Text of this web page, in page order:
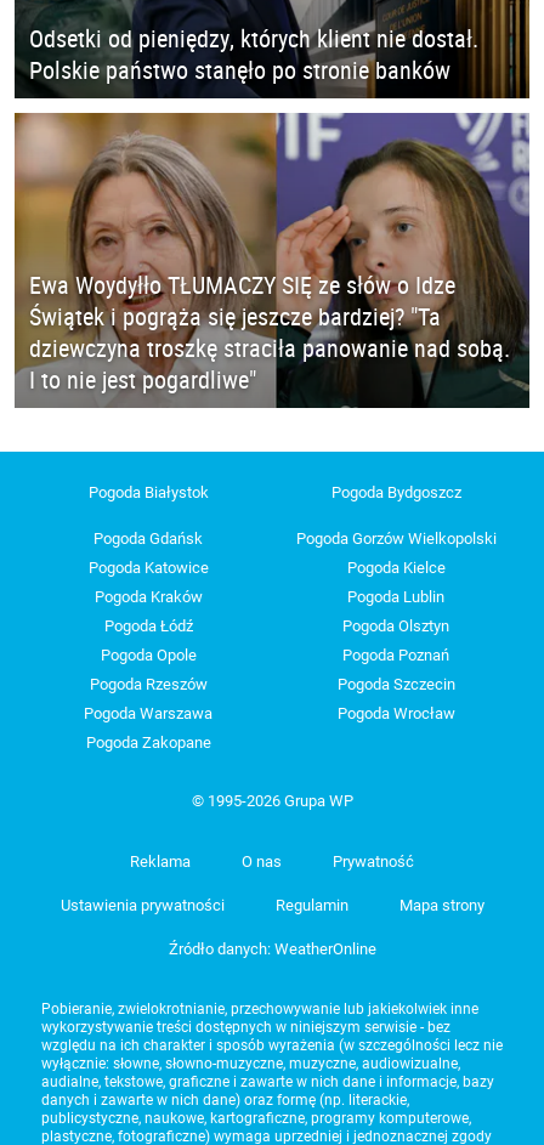
Odsetki od pieniędzy, których klient nie dostał.
Polskie państwo stanęło po stronie banków
Ewa Woydyłło TŁUMACZY SIĘ ze słów o Idze
Świątek i pogrąża się jeszcze bardziej? "Ta
dziewczyna troszkę straciła panowanie nad sobą.
I to nie jest pogardliwe"
Pogoda Białystok Pogoda Bydgoszcz
Pogoda Gdańsk
Pogoda Gorzów Wielkopolski
Pogoda Katowice
Pogoda Kielce
Pogoda Kraków
Pogoda Lublin
Pogoda Łódź
Pogoda Olsztyn
Pogoda Opole
Pogoda Poznań
Pogoda Rzeszów
Pogoda Szczecin
Pogoda Warszawa
Pogoda Wrocław
Pogoda Zakopane
© 1995-2026 Grupa WP
Reklama O nas Prywatność
Ustawienia prywatności Regulamin Mapa strony
Źródło danych: WeatherOnline
Pobieranie, zwielokrotnianie, przechowywanie lub jakiekolwiek inne
wykorzystywanie treści dostępnych w niniejszym serwisie - bez
względu na ich charakter i sposób wyrażenia (w szczególności lecz nie
wyłącznie: słowne, słowno-muzyczne, muzyczne, audiowizualne,
audialne, tekstowe, graficzne i zawarte w nich dane i informacje, bazy
danych i zawarte w nich dane) oraz formę (np. literackie,
publicystyczne, naukowe, kartograficzne, programy komputerowe,
plastyczne, fotograficzne) wymaga uprzedniej i jednoznacznej zgody